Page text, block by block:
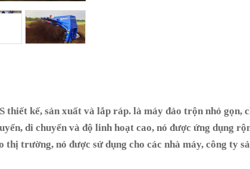
thiết kế, sản xuất và lắp ráp. là máy đảo trộn nhỏ gọn,
di chuyển và độ linh hoạt cao, nó được ứng dụng
trường, nó được sử dụng cho các nhà máy, công ty